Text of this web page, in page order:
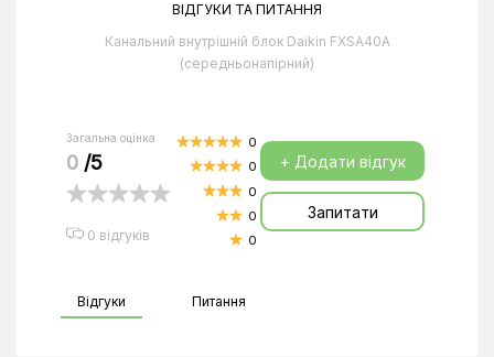
ВІДГУКИ ТА ПИТАННЯ
Канальний внутрішній блок Daikin FXSA40A
(середньонапірний)
Загальна оцінка
0 /5
0 відгуків
0
0
0
0
0
+ Додати відгук
Запитати
Відгуки Питання